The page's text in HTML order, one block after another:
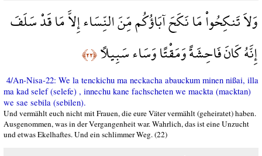
وَلاَ تَنكِحُواْ مَا نَكَحَ آبَاؤُكُم مِّنَ النِّسَاء إِلاَّ مَا قَدْ سَلَفَ
إِنَّهُ كَانَ فَاحِشَةً وَمَقْتًا وَسَاء سَبِيلاً﴿٢٢﴾
4/An-Nisa-22: We la tenckichu ma neckacha abauckum minen nißai, illa
ma kad selef (selefe) , innechu kane fachscheten we mackta (macktan)
we sae sebila (sebilen).
Und vermählt euch nicht mit Frauen, die eure Väter vermählt (geheiratet) haben.
Ausgenommen, was in der Vergangenheit war. Wahrlich, das ist eine Unzucht
und etwas Ekelhaftes. Und ein schlimmer Weg. (22)